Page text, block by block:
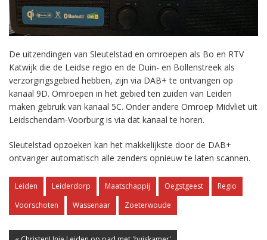
De uitzendingen van Sleutelstad en omroepen als Bo en RTV
Katwijk die de Leidse regio en de Duin- en Bollenstreek als
verzorgingsgebied hebben, zijn via DAB+ te ontvangen op
kanaal 9D. Omroepen in het gebied ten zuiden van Leiden
maken gebruik van kanaal 5C. Onder andere Omroep Midvliet uit
Leidschendam-Voorburg is via dat kanaal te horen.
Sleutelstad opzoeken kan het makkelijkste door de DAB+
ontvanger automatisch alle zenders opnieuw te laten scannen.
Leiden Leiderdorp Maatschappij Oegstgeest
Regio
Voorschoten
Wassenaar Zoeterwoude